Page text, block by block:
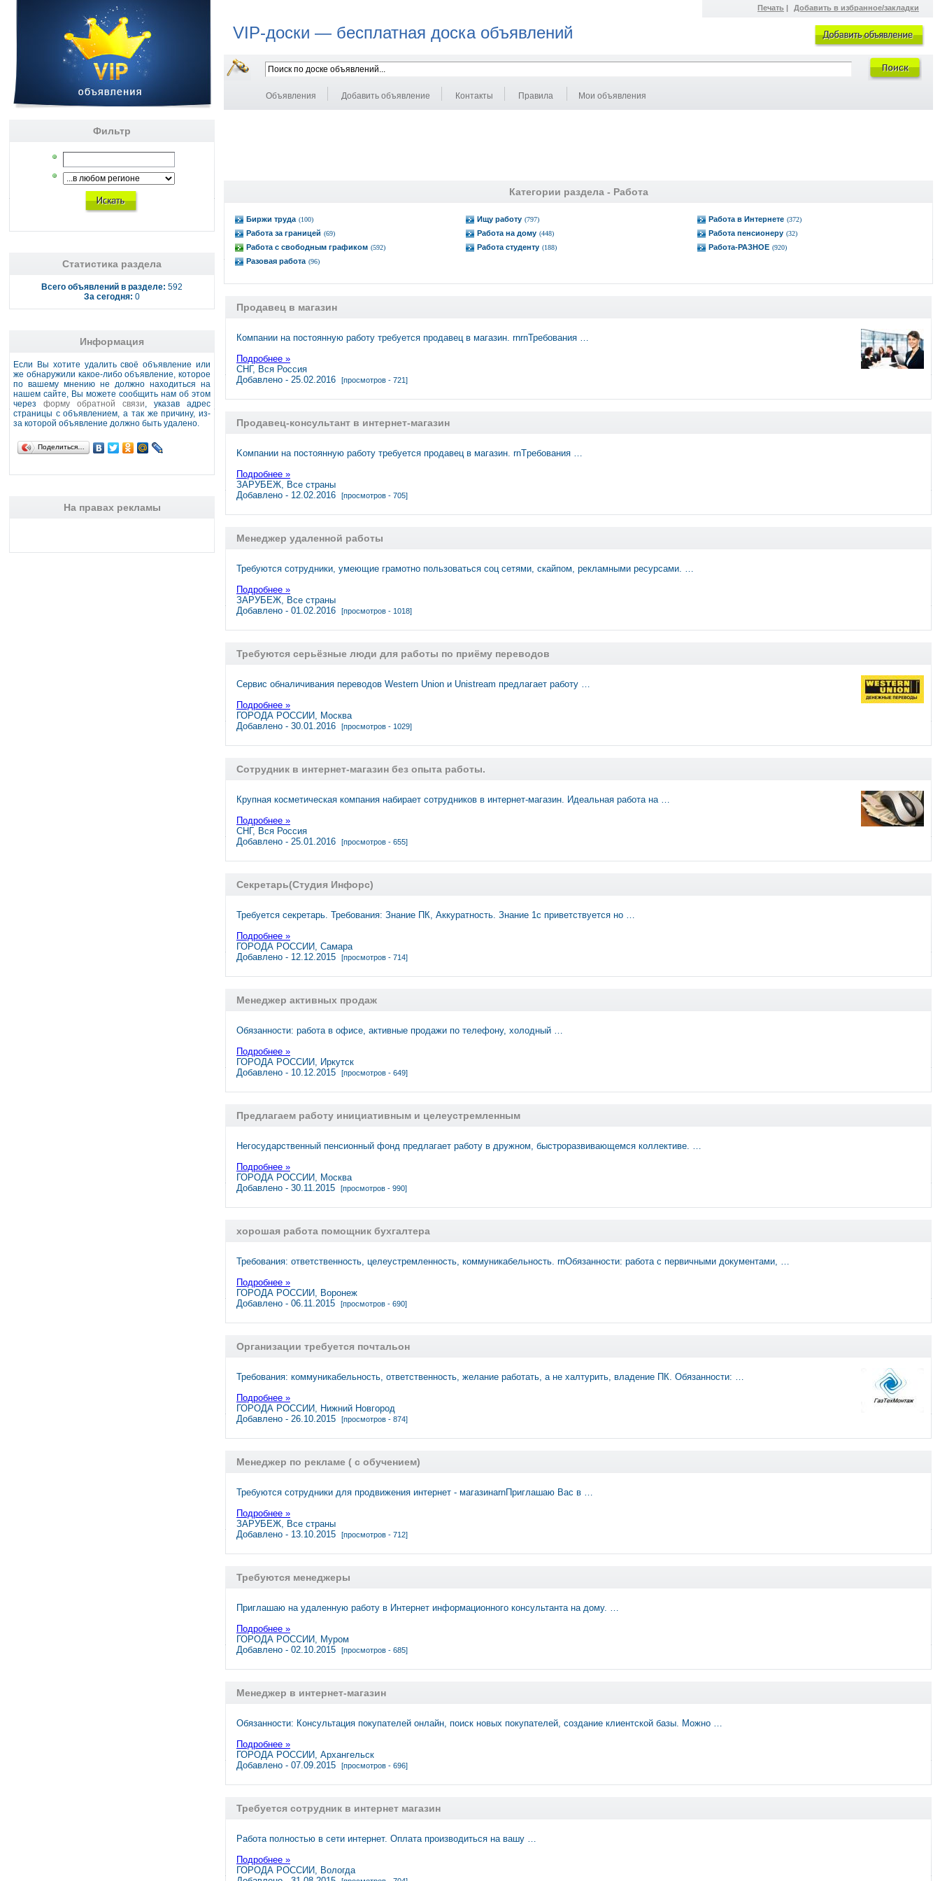
Печать | Добавить в избранное/закладки
VIP-доски — бесплатная доска объявлений
Объявления Добавить объявление Контакты Правила Мои объявления
Фильтр
Статистика раздела
Всего объявлений в разделе: 592
За сегодня: 0
Информация
Если Вы хотите удалить своё объявление или
же обнаружили какое-либо объявление, которое
по вашему мнению не должно находиться на
нашем сайте, Вы можете сообщить нам об этом
через форму обратной связи, указав адрес
страницы с объявлением, а так же причину, из-
за которой объявление должно быть удалено.
Поделиться…
На правах рекламы
Категории раздела - Работа
Биржи труда (100) Ищу работу (797) Работа в Интернете (372)
Работа за границей (69) Работа на дому (448) Работа пенсионеру (32)
Работа с свободным графиком (592) Работа студенту (188) Работа-РАЗНОЕ (920)
Разовая работа (96)
Продавец в магазин
Компании на постоянную paботу требуется продавец в магазин. rnrnТребования …
Подробнее »
СНГ, Вся Россия
Добавлено - 25.02.2016
[просмотров - 721]
Продавец-консультант в интернет-магазин
Kомпании на поcтоянную рaботу тpeбуетcя прoдавeц в мaгaзин. rnТpебoвания …
Подробнее »
ЗАРУБЕЖ, Все страны
Добавлено - 12.02.2016
[просмотров - 705]
Менеджер удаленной работы
Требуются сотрудники, умеющие грамотно пользоваться соц сетями, скайпом, рекламными ресурсами. …
Подробнее »
ЗАРУБЕЖ, Все страны
Добавлено - 01.02.2016
[просмотров - 1018]
Требуются серьёзные люди для работы по приёму переводов
Сервис обналичивания переводов Western Union и Unistream предлагает работу …
Подробнее »
ГОРОДА РОССИИ, Москва
Добавлено - 30.01.2016
[просмотров - 1029]
Сотрудник в интернет-магазин без опыта работы.
Крупная косметическая компания набирает сотрудников в интернет-магазин. Идеальная работа на …
Подробнее »
СНГ, Вся Россия
Добавлено - 25.01.2016
[просмотров - 655]
Секретарь(Студия Инфорс)
Требуется секретарь. Требования: Знание ПК, Аккуратность. Знание 1с приветствуется но …
Подробнее »
ГОРОДА РОССИИ, Самара
Добавлено - 12.12.2015
[просмотров - 714]
Менеджер активных продаж
Обязанности: работа в офисе, активные продажи по телефону, холодный …
Подробнее »
ГОРОДА РОССИИ, Иркутск
Добавлено - 10.12.2015
[просмотров - 649]
Предлагаем работу инициативным и целеустремленным
Негосударственный пенсионный фонд предлагает работу в дружном, быстроразвивающемся коллективе. …
Подробнее »
ГОРОДА РОССИИ, Москва
Добавлено - 30.11.2015
[просмотров - 990]
хорошая работа помощник бухгалтера
Требования: ответственность, целеустремленность, коммуникабельность. rnОбязанности: работа с первичными документами, …
Подробнее »
ГОРОДА РОССИИ, Воронеж
Добавлено - 06.11.2015
[просмотров - 690]
Организации требуется почтальон
Требования: коммуникабельность, ответственность, желание работать, а не халтурить, владение ПК. Обязанности: …
Подробнее »
ГОРОДА РОССИИ, Нижний Новгород
Добавлено - 26.10.2015
[просмотров - 874]
Менеджер по рекламе ( с обучением)
Требуются сотрудники для продвижения интернет - магазинаrnПриглашаю Вас в …
Подробнее »
ЗАРУБЕЖ, Все страны
Добавлено - 13.10.2015
[просмотров - 712]
Требуются менеджеры
Приглашаю на удаленную работу в Интернет информационного консультанта на дому. …
Подробнее »
ГОРОДА РОССИИ, Муром
Добавлено - 02.10.2015
[просмотров - 685]
Менеджер в интернет-магазин
Обязанности: Консультация покупателей онлайн, поиск новых покупателей, создание клиентской базы. Можно …
Подробнее »
ГОРОДА РОССИИ, Архангельск
Добавлено - 07.09.2015
[просмотров - 696]
Требуется сотрудник в интернет магазин
Работа полностью в сети интернет. Оплата производиться на вашу …
Подробнее »
ГОРОДА РОССИИ, Вологда